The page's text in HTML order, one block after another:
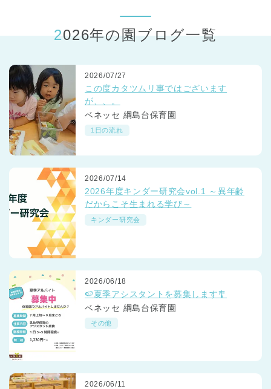
2026年の園ブログ一覧
2026/07/27
この度カタツムリ事ではございます
が、、。
ベネッセ 綱島台保育園
1日の流れ
2026/07/14
2026年度キンダー研究会vol.1 ～異年齢
だからこそ生まれる学び～
キンダー研究会
2026/06/18
🍉夏季アシスタントを募集します🎐
ベネッセ 綱島台保育園
その他
2026/06/11